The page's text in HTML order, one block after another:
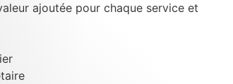
ajoutée pour chaque service et